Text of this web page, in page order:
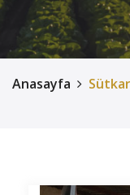
Anasayfa